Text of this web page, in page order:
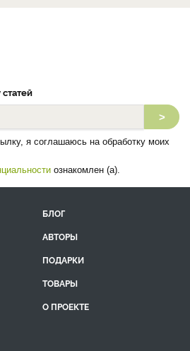
>
я соглашаюсь на обработку моих
ознакомлен (а).
БЛОГ
АВТОРЫ
ПОДАРКИ
ТОВАРЫ
О ПРОЕКТЕ